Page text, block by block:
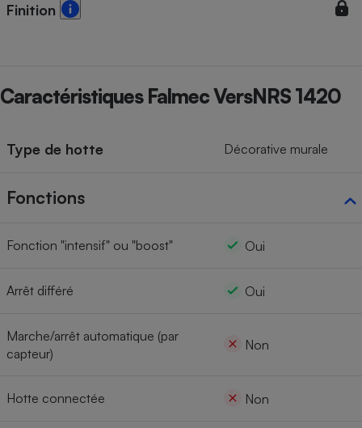
Finition
Caractéristiques Falmec VersNRS 1420
Type de hotte Décorative murale
Fonctions
Fonction "intensif" ou "boost" Oui
Arrêt différé Oui
Marche/arrêt automatique (par
capteur)
Non
Hotte connectée Non